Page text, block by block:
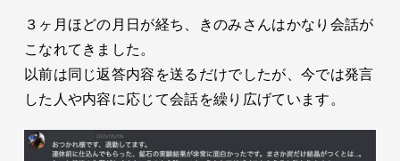
３ヶ月ほどの月日が経ち、きのみさんはかなり会話が
こなれてきました。
以前は同じ返答内容を送るだけでしたが、今では発言
した人や内容に応じて会話を繰り広げています。